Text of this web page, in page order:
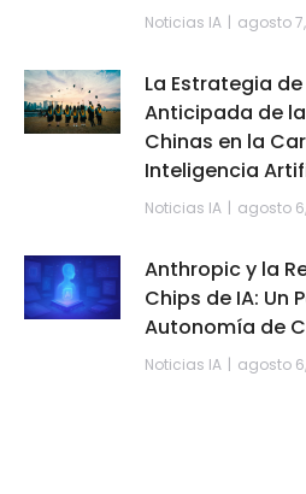
Noticias IA agosto
La Estrategia
Anticipada de
Chinas en la
Inteligencia
Noticias IA agosto
Anthropic y la
Chips de IA: Un
Autonomía de
Noticias IA agosto